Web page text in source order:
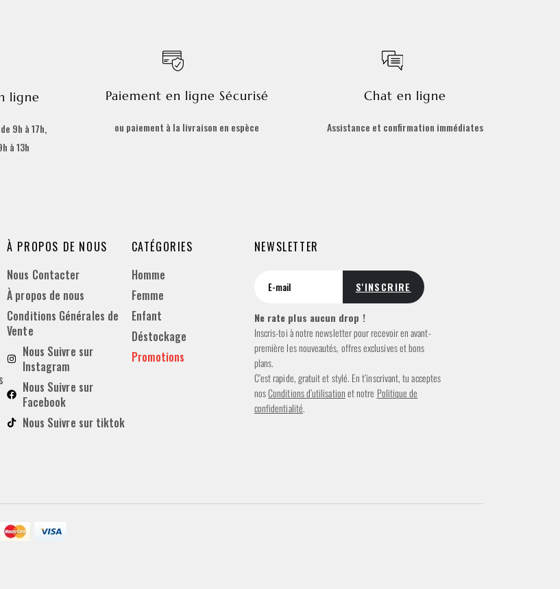
ligne
9h à 17h,
à 13h
Paiement en ligne Sécurisé
ou paiement à la livraison en espèce
Chat en ligne
Assistance et confirmation immédiates
À PROPOS DE NOUS
Nous Contacter
À propos de nous
Conditions Générales de
Vente
Nous Suivre sur
Instagram
Nous Suivre sur
Facebook
Nous Suivre sur tiktok
CATÉGORIES
Homme
Femme
Enfant
Déstockage
Promotions
NEWSLETTER
Ne rate plus aucun drop !
Inscris-toi à notre newsletter pour recevoir en avant-
première les nouveautés, offres exclusives et bons
plans.
C’est rapide, gratuit et stylé. En t’inscrivant, tu acceptes
nosConditions d’utilisationet notre Politique de
confidentialité.